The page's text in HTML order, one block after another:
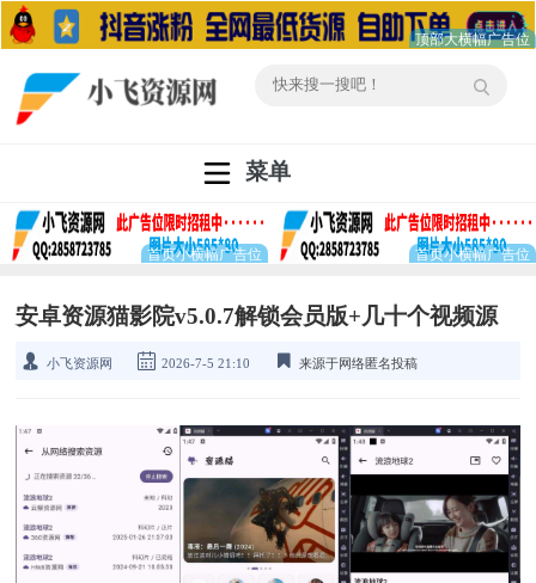
菜单
安卓资源猫影院v5.0.7解锁会员版+几十个视频源
小飞资源网 2026-7-5 21:10 来源于网络匿名投稿